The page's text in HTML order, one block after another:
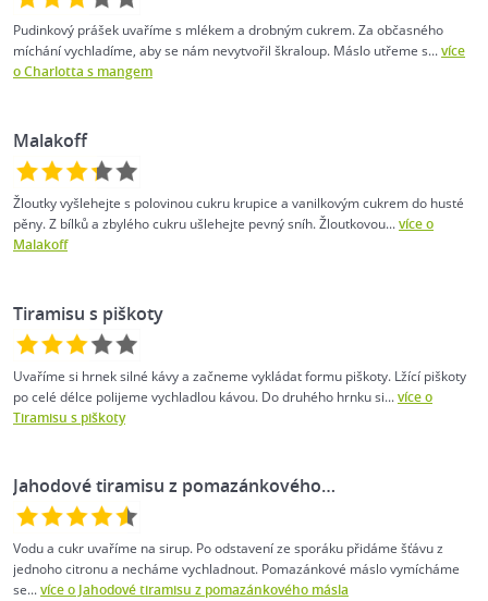
Pudinkový prášek uvaříme s mlékem a drobným cukrem. Za občasného
míchání vychladíme, aby se nám nevytvořil škraloup. Máslo utřeme s...více
o Charlotta s mangem
Malakoff
Žloutky vyšlehejte s polovinou cukru krupice a vanilkovým cukrem do husté
pěny. Z bílků a zbylého cukru ušlehejte pevný sníh. Žloutkovou...více o
Malakoff
Tiramisu s piškoty
Uvaříme si hrnek silné kávy a začneme vykládat formu piškoty. Lžící piškoty
po celé délce polijeme vychladlou kávou. Do druhého hrnku si...více o
Tiramisu s piškoty
Jahodové tiramisu z pomazánkového…
Vodu a cukr uvaříme na sirup. Po odstavení ze sporáku přidáme šťávu z
jednoho citronu a necháme vychladnout. Pomazánkové máslo vymícháme
se...více o Jahodové tiramisu z pomazánkového másla